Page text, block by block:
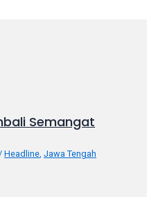
Semangat
/Headline ,Jawa Tengah